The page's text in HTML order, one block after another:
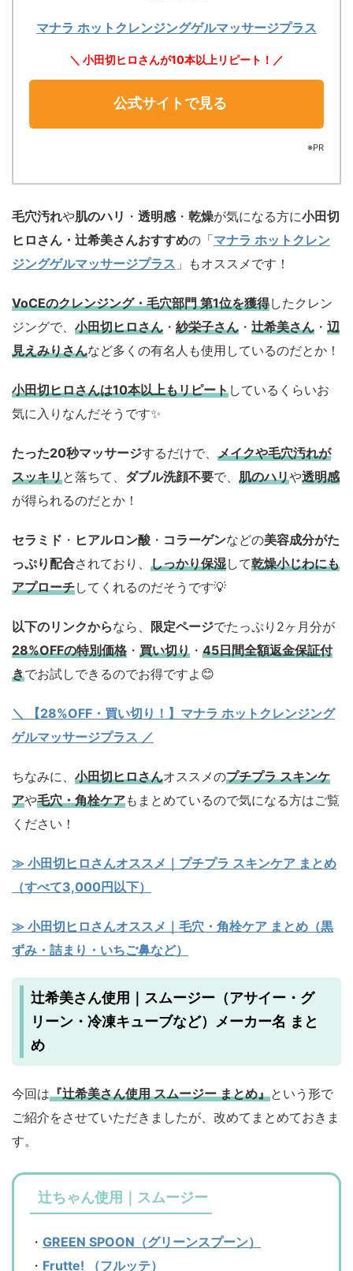
マナラ ホットクレンジングゲルマッサージプラス
＼ 小田切ヒロさんが10本以上リピート！／
公式サイトで見る
※PR
毛穴汚れや肌のハリ ・ 透明感・ 乾燥が気になる方に小田切
ヒロさん・辻希美さんおすすめの「マナラ ホットクレン
ジングゲルマッサージプラス 」もオススメです！
VoCEのクレンジング・毛穴部門 第1位を獲得したクレン
ジングで、 小田切ヒロさん ・ 紗栄子さん ・ 辻希美さん ・ 辺
見えみりさんなど多くの有名人も使用しているのだとか！
小田切ヒロさんは10本以上もリピートしているくらいお
気に入りなんだそうです✨
たった20秒マッサージするだけで、 メイクや毛穴汚れが
スッキリと落ちて、 ダブル洗顔不要で、 肌のハリや透明感
が得られるのだとか！
セラミド ・ ヒアルロン酸 ・ コラーゲンなどの美容成分がた
っぷり配合されており、 しっかり保湿して乾燥小じわにも
アプローチしてくれるのだそうです💡
以下のリンクからなら、 限定ページでたっぷり2ヶ月分が
28%OFFの特別価格 ・ 買い切り ・ 45日間全額返金保証付
きでお試しできるのでお得ですよ😊
＼ 【28%OFF・買い切り！】マナラ ホットクレンジング
ゲルマッサージプラス ／
ちなみに、 小田切ヒロさんオススメのプチプラ スキンケ
アや毛穴・角栓ケアもまとめているので気になる方はご覧
ください！
≫ 小田切ヒロさんオススメ｜プチプラ スキンケア まとめ
（すべて3,000円以下）
≫ 小田切ヒロさんオススメ｜毛穴・角栓ケア まとめ（黒
ずみ・詰まり・いちご鼻など）
辻希美さん使用｜スムージー（アサイー・グ
リーン・冷凍キューブなど）メーカー名 まと
め
今回は『辻希美さん使用 スムージー まとめ』という形で
ご紹介をさせていただきましたが、改めてまとめておきま
す。
辻ちゃん使用｜スムージー
・ GREEN SPOON（グリーンスプーン）
・ Frutte! （フルッテ）